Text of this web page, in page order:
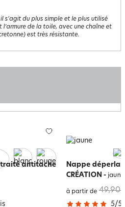
s'agit du plus simple et le plus utilisé
de la toile, avec une chaîne et
est très résistante.
traité antitache
Nappe
CRÉATION - jaune
à partir de 49,90
5/5